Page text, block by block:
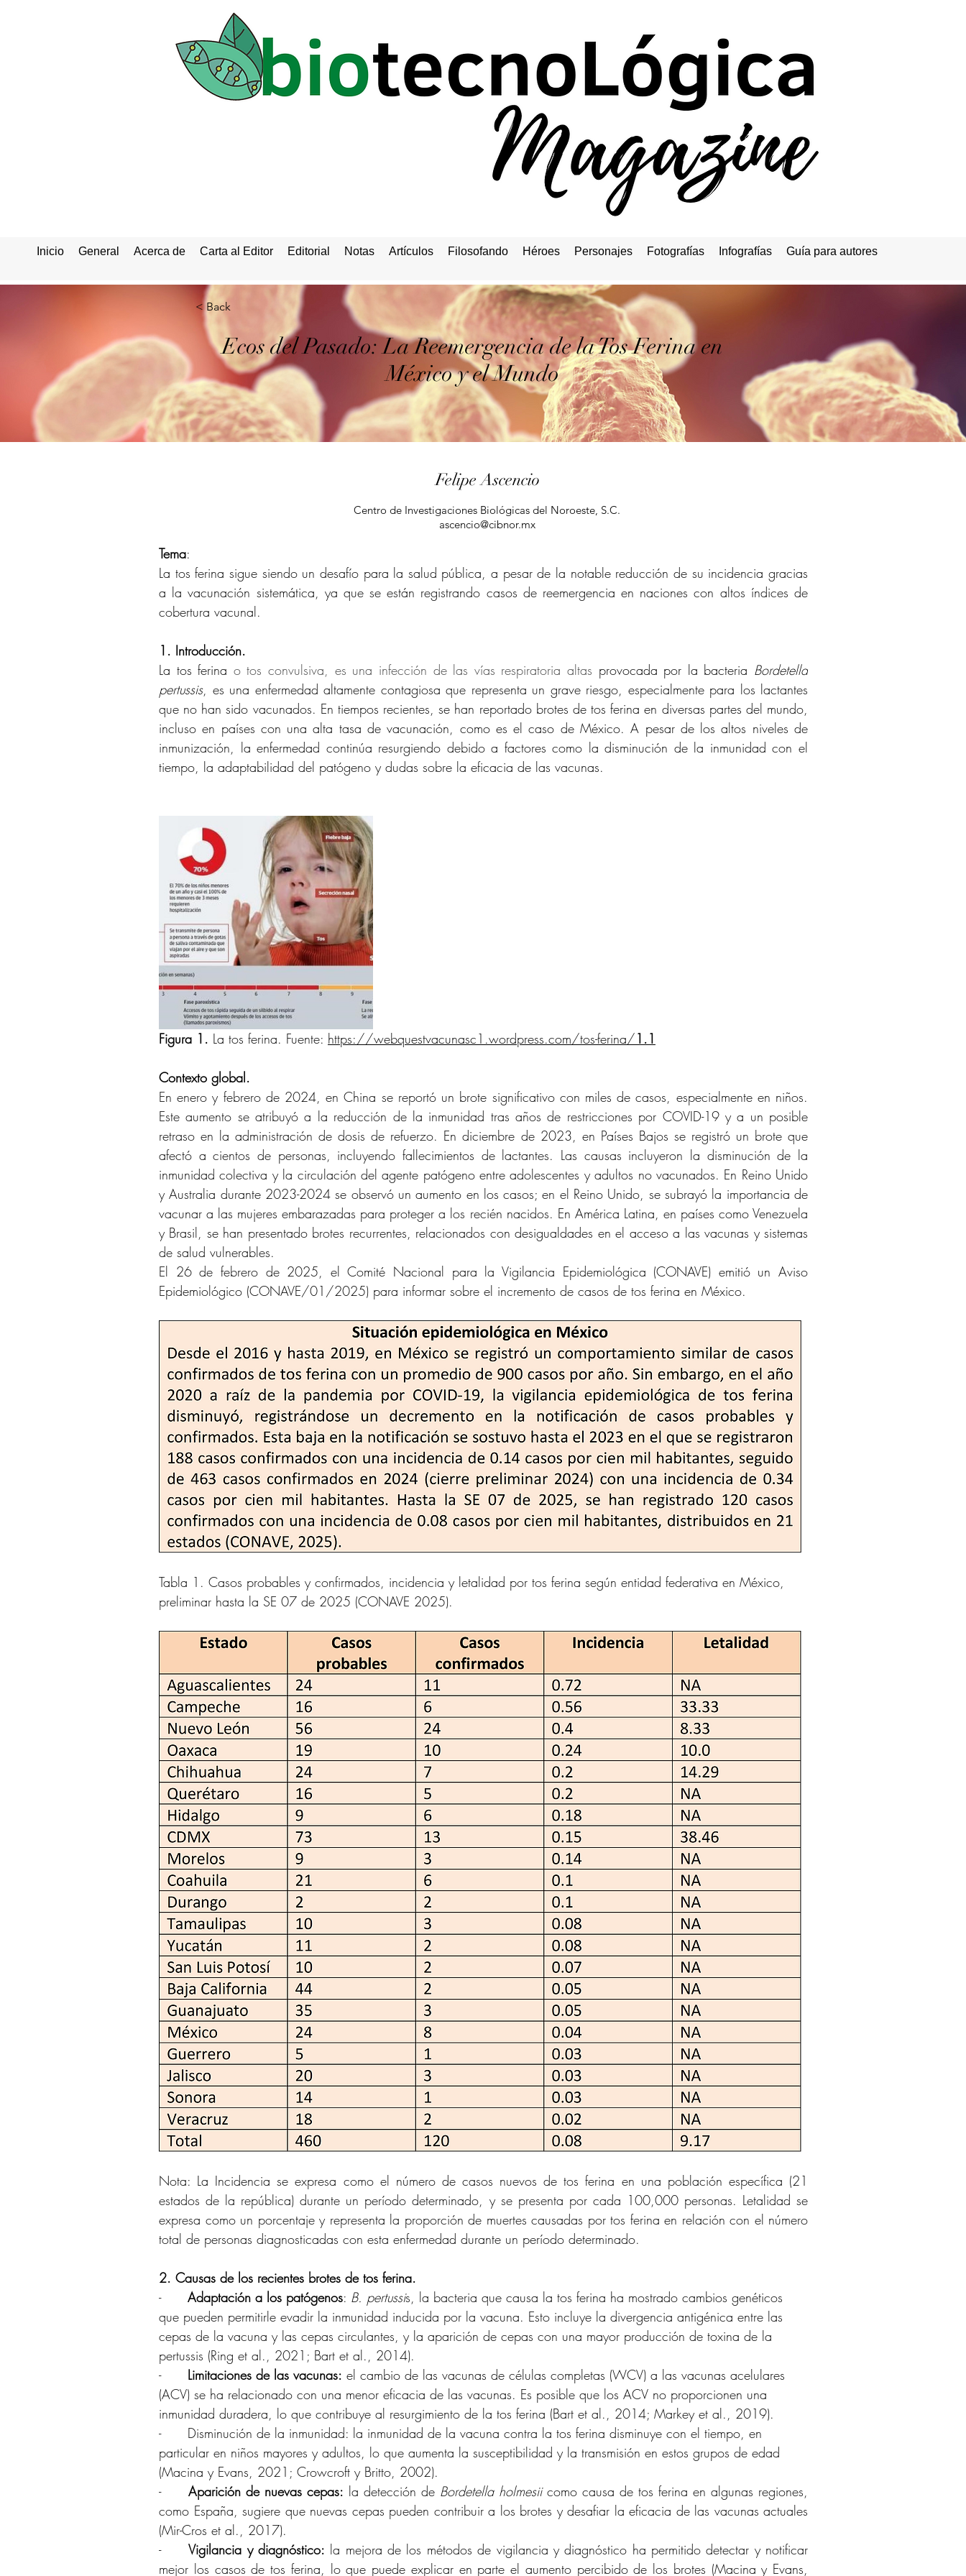
Inicio General Acerca de Carta al Editor Editorial Notas Artículos Filosofando Héroes Personajes Fotografías Infografías Guía para autores
< Back
Ecos del Pasado: La Reemergencia de la Tos Ferina en
México y el Mundo
Felipe Ascencio
Centro de Investigaciones Biológicas del Noroeste, S.C.
ascencio@cibnor.mx
Tema:
La tos ferina sigue siendo un desafío para la salud pública, a pesar de la notable reducción de su incidencia gracias
a la vacunación sistemática, ya que se están registrando casos de reemergencia en naciones con altos índices de
cobertura vacunal.
1. Introducción.
La tos ferina o tos convulsiva, es una infección de las vías respiratoria altas provocada por la bacteria Bordetella
pertussis, es una enfermedad altamente contagiosa que representa un grave riesgo, especialmente para los lactantes
que no han sido vacunados. En tiempos recientes, se han reportado brotes de tos ferina en diversas partes del mundo,
incluso en países con una alta tasa de vacunación, como es el caso de México. A pesar de los altos niveles de
inmunización, la enfermedad continúa resurgiendo debido a factores como la disminución de la inmunidad con el
tiempo, la adaptabilidad del patógeno y dudas sobre la eficacia de las vacunas.
Figura 1. La tos ferina. Fuente: https://webquestvacunasc1.wordpress.com/tos-ferina/1.1
Contexto global.
En enero y febrero de 2024, en China se reportó un brote significativo con miles de casos, especialmente en niños.
Este aumento se atribuyó a la reducción de la inmunidad tras años de restricciones por COVID-19 y a un posible
retraso en la administración de dosis de refuerzo. En diciembre de 2023, en Países Bajos se registró un brote que
afectó a cientos de personas, incluyendo fallecimientos de lactantes. Las causas incluyeron la disminución de la
inmunidad colectiva y la circulación del agente patógeno entre adolescentes y adultos no vacunados. En Reino Unido
y Australia durante 2023-2024 se observó un aumento en los casos; en el Reino Unido, se subrayó la importancia de
vacunar a las mujeres embarazadas para proteger a los recién nacidos. En América Latina, en países como Venezuela
y Brasil, se han presentado brotes recurrentes, relacionados con desigualdades en el acceso a las vacunas y sistemas
de salud vulnerables.
El 26 de febrero de 2025, el Comité Nacional para la Vigilancia Epidemiológica (CONAVE) emitió un Aviso
Epidemiológico (CONAVE/01/2025) para informar sobre el incremento de casos de tos ferina en México.
Tabla 1. Casos probables y confirmados, incidencia y letalidad por tos ferina según entidad federativa en México,
preliminar hasta la SE 07 de 2025 (CONAVE 2025).
Nota: La Incidencia se expresa como el número de casos nuevos de tos ferina en una población específica (21
estados de la república) durante un período determinado, y se presenta por cada 100,000 personas. Letalidad se
expresa como un porcentaje y representa la proporción de muertes causadas por tos ferina en relación con el número
total de personas diagnosticadas con esta enfermedad durante un período determinado.
2. Causas de los recientes brotes de tos ferina.
- Adaptación a los patógenos: B. pertussis, la bacteria que causa la tos ferina ha mostrado cambios genéticos
que pueden permitirle evadir la inmunidad inducida por la vacuna. Esto incluye la divergencia antigénica entre las
cepas de la vacuna y las cepas circulantes, y la aparición de cepas con una mayor producción de toxina de la
pertussis (Ring et al., 2021; Bart et al., 2014).
- Limitaciones de las vacunas: el cambio de las vacunas de células completas (WCV) a las vacunas acelulares
(ACV) se ha relacionado con una menor eficacia de las vacunas. Es posible que los ACV no proporcionen una
inmunidad duradera, lo que contribuye al resurgimiento de la tos ferina (Bart et al., 2014; Markey et al., 2019).
-	Disminución de la inmunidad: la inmunidad de la vacuna contra la tos ferina disminuye con el tiempo, en
particular en niños mayores y adultos, lo que aumenta la susceptibilidad y la transmisión en estos grupos de edad
(Macina y Evans, 2021; Crowcroft y Britto, 2002).
- Aparición de nuevas cepas: la detección de Bordetella holmesii como causa de tos ferina en algunas regiones,
como España, sugiere que nuevas cepas pueden contribuir a los brotes y desafiar la eficacia de las vacunas actuales
(Mir-Cros et al., 2017).
- Vigilancia y diagnóstico: la mejora de los métodos de vigilancia y diagnóstico ha permitido detectar y notificar
mejor los casos de tos ferina, lo que puede explicar en parte el aumento percibido de los brotes (Macina y Evans,